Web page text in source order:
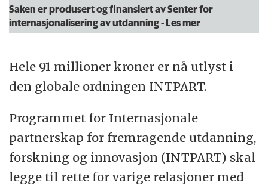
Saken er produsert og finansiert av Senter for
internasjonalisering av utdanning- Les mer
Hele 91 millioner kroner er nå utlyst i
den globale ordningen INTPART.
Programmet for Internasjonale
partnerskap for fremragende utdanning,
forskning og innovasjon (INTPART) skal
legge til rette for varige relasjoner med